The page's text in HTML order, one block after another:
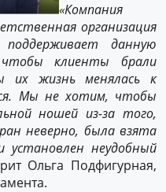
«Компания
организация
данную
клиенты брали
их жизнь менялась к
Мы не хотим, чтобы
ношей из-за того,
неверно, была взята
установлен неудобный
Ольга Подфигурная,